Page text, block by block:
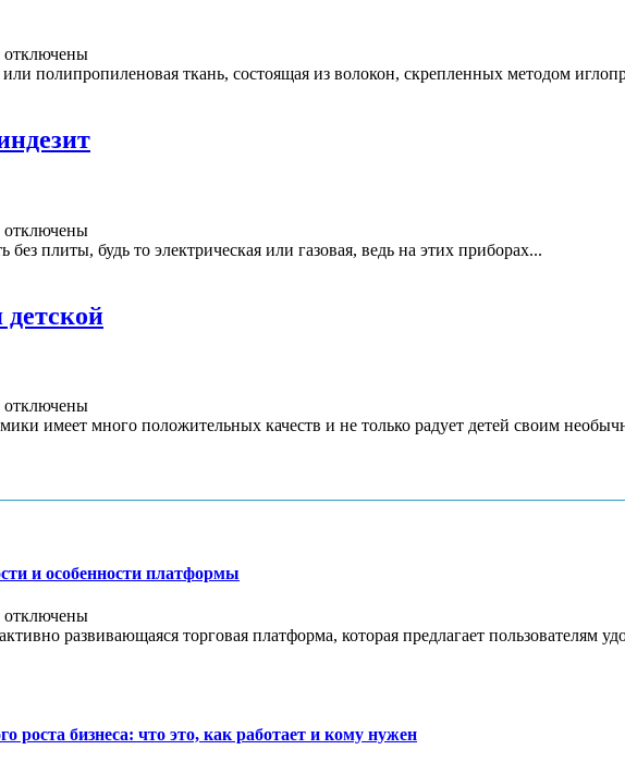
к
записи
отключены
полипропиленовая ткань, состоящая из волокон, скрепленных методом
к
записи
индезит
отключены
плиты, будь то электрическая или газовая, ведь на этих приборах...
к
записи
детской
отключены
имеет много положительных качеств и не только радует детей своим
и особенности платформы
к
записи
и
отключены
развивающаяся торговая платформа, которая предлагает пользователям
роста бизнеса: что это, как работает и кому нужен